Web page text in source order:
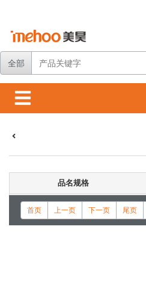
全部
品名规格
首页 上一页 下一页 尾页